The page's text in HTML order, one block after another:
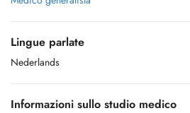
Lingue parlate
Nederlands
Informazioni sullo studio medico